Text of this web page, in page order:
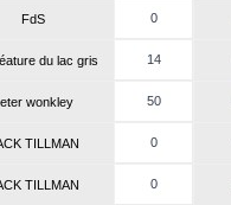
FdS 0
du lac gris 14
wonkley 50
TILLMAN 0
TILLMAN 0